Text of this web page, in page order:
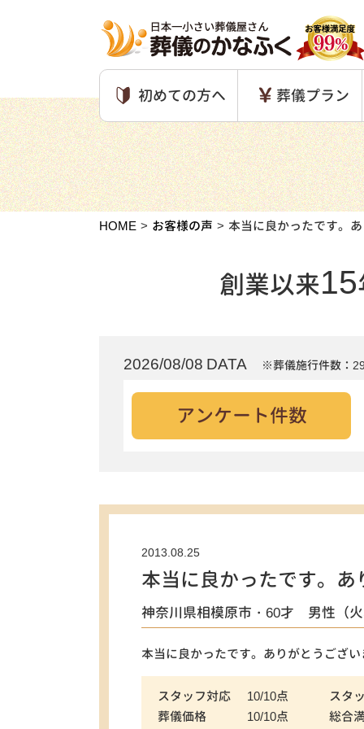
初めての方へ 葬儀プラン
HOME お客様の声 本当に良かったです。
創業以来15
2026/08/08 DATA ※葬儀施行件数：
アンケート件数
2013.08.25
本当に良かったです。
神奈川県相模原市・60才 男性（
本当に良かったです。ありがとうござ
スタッフ対応 10/10点
スタ
葬儀価格
10/10点 総合